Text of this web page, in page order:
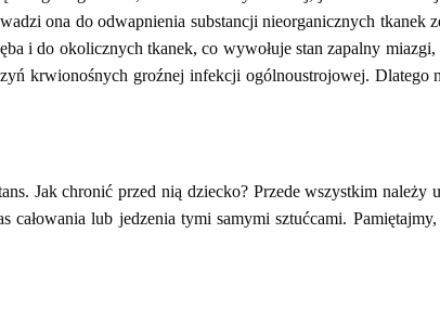
ona do odwapnienia substancji nieorganicznych tkanek
i do okolicznych tkanek, co wywołuje stan zapalny miazgi,
krwionośnych groźnej infekcji ogólnoustrojowej.
Jak chronić przed nią dziecko? Przede wszystkim należy
całowania lub jedzenia tymi samymi sztućcami.